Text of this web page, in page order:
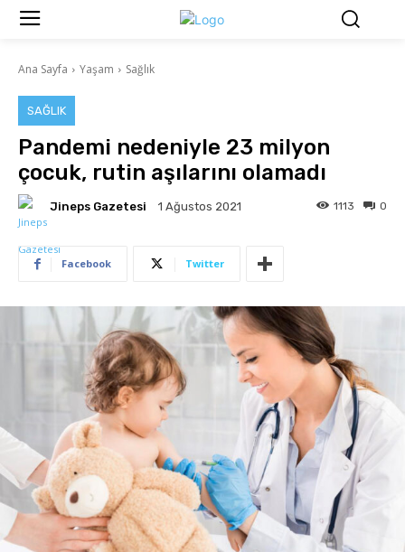
Ana Sayfa Yaşam Sağlık
SAĞLIK
Pandemi nedeniyle 23 milyon
çocuk, rutin aşılarını olamadı
Jineps Gazetesi 1 Ağustos 2021 0
1113
Facebook Twitter